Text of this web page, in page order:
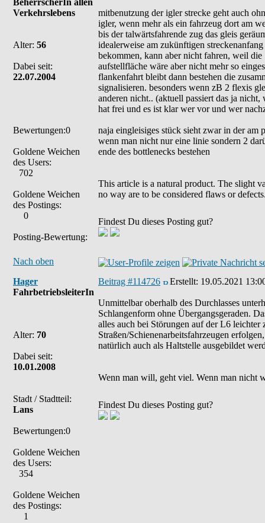
BeherrscherIn allen
Verkehrslebens
Alter: 56
Dabei seit:
22.07.2004
Bewertungen:0
Goldene Weichen
des Users:
702
Goldene Weichen
des Postings:
0
Posting-Bewertung:
mitbenutzung der igler strecke geht auch
igler, wenn mehr als ein fahrzeug dort am
bis der talwärtsfahrende zug das gleis
idealerweise am zukünftigen
bekommen, kann aber nicht fahren, weil
aufstellfläche wäre aber nicht mehr so
flankenfahrt bleibt dann bestehen die
signalisieren. besonders wenn zB 2 flexis
anderen nicht.. (aktuell passiert das ja
hat frei und es ist klar wer vor und wer
naja eingleisiges stück sieht zwar in der am
wenn man nicht nur eine linie sondern 2
ende des bottlenecks bestehen
This article is a natural product. The slight
no way are to be considered flaws or
Findest Du dieses Posting gut?
Nach oben
Hager
FahrbetriebsleiterIn
Alter: 70
Dabei seit:
10.01.2008
Stadt / Stadtteil:
Lans
Bewertungen:0
Goldene Weichen
des Users:
354
Goldene Weichen
des Postings:
1
Beitrag #114726 Erstellt: 19.05.2021
Unmittelbar oberhalb des Durchlasses
Schlangenform ohne Übergangsgeraden.
alles auch bei Störungen auf der L6
Straßen/Schienenarbeitsfahrzeugen
natürlich auch als Haltstelle ausgebildet
Wenn man will, geht viel. Wenn man nicht
Findest Du dieses Posting gut?